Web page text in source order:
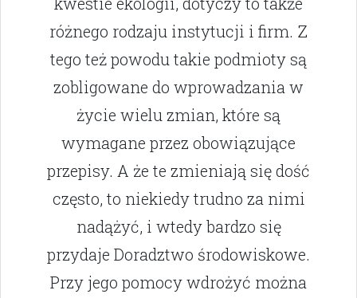
różnego rodzaju instytucji i firm. Z
tego też powodu takie podmioty są
zobligowane do wprowadzania w
życie wielu zmian, które są
wymagane przez obowiązujące
przepisy. A że te zmieniają się dość
często, to niekiedy trudno za nimi
nadążyć, i wtedy bardzo się
przydaje Doradztwo środowiskowe.
Przy jego pomocy wdrożyć można